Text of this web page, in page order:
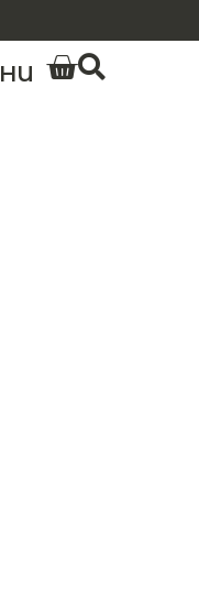
HU